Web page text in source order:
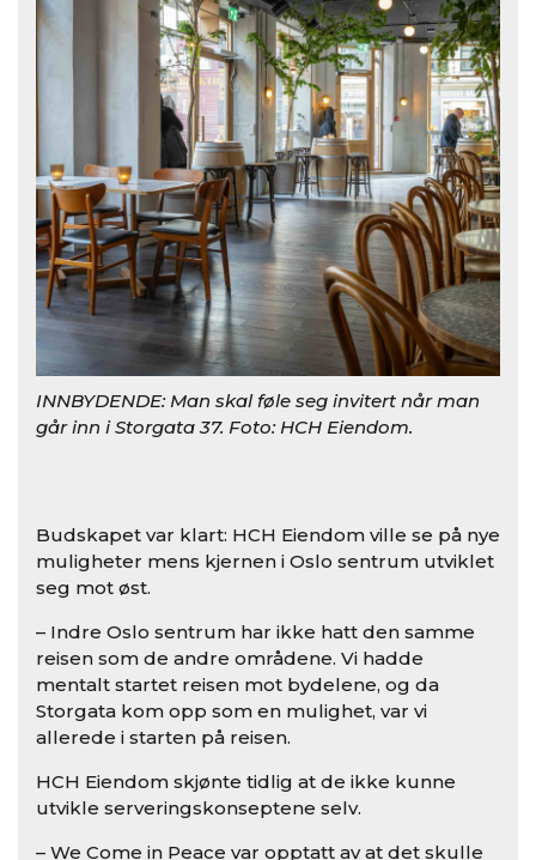
INNBYDENDE: Man skal føle seg invitert når man
går inn i Storgata 37. Foto: HCH Eiendom.
Budskapet var klart: HCH Eiendom ville se på nye
muligheter mens kjernen i Oslo sentrum utviklet
seg mot øst.
– Indre Oslo sentrum har ikke hatt den samme
reisen som de andre områdene. Vi hadde
mentalt startet reisen mot bydelene, og da
Storgata kom opp som en mulighet, var vi
allerede i starten på reisen.
HCH Eiendom skjønte tidlig at de ikke kunne
utvikle serveringskonseptene selv.
– We Come in Peace var opptatt av at det skulle